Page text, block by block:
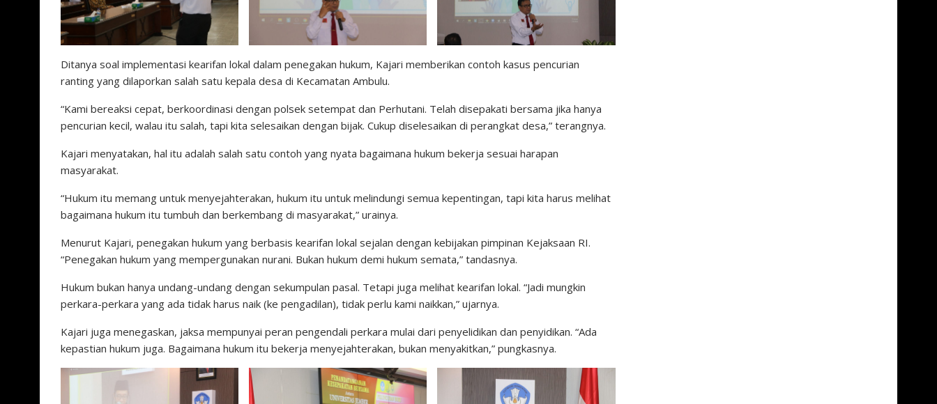
Ditanya soal implementasi kearifan lokal dalam penegakan hukum, Kajari memberikan contoh kasus pencurian
ranting yang dilaporkan salah satu kepala desa di Kecamatan Ambulu.
“Kami bereaksi cepat, berkoordinasi dengan polsek setempat dan Perhutani. Telah disepakati bersama jika hanya
pencurian kecil, walau itu salah, tapi kita selesaikan dengan bijak. Cukup diselesaikan di perangkat desa,” terangnya.
Kajari menyatakan, hal itu adalah salah satu contoh yang nyata bagaimana hukum bekerja sesuai harapan
masyarakat.
“Hukum itu memang untuk menyejahterakan, hukum itu untuk melindungi semua kepentingan, tapi kita harus melihat
bagaimana hukum itu tumbuh dan berkembang di masyarakat,” urainya.
Menurut Kajari, penegakan hukum yang berbasis kearifan lokal sejalan dengan kebijakan pimpinan Kejaksaan RI.
“Penegakan hukum yang mempergunakan nurani. Bukan hukum demi hukum semata,” tandasnya.
Hukum bukan hanya undang-undang dengan sekumpulan pasal. Tetapi juga melihat kearifan lokal. “Jadi mungkin
perkara-perkara yang ada tidak harus naik (ke pengadilan), tidak perlu kami naikkan,” ujarnya.
Kajari juga menegaskan, jaksa mempunyai peran pengendali perkara mulai dari penyelidikan dan penyidikan. “Ada
kepastian hukum juga. Bagaimana hukum itu bekerja menyejahterakan, bukan menyakitkan,” pungkasnya.